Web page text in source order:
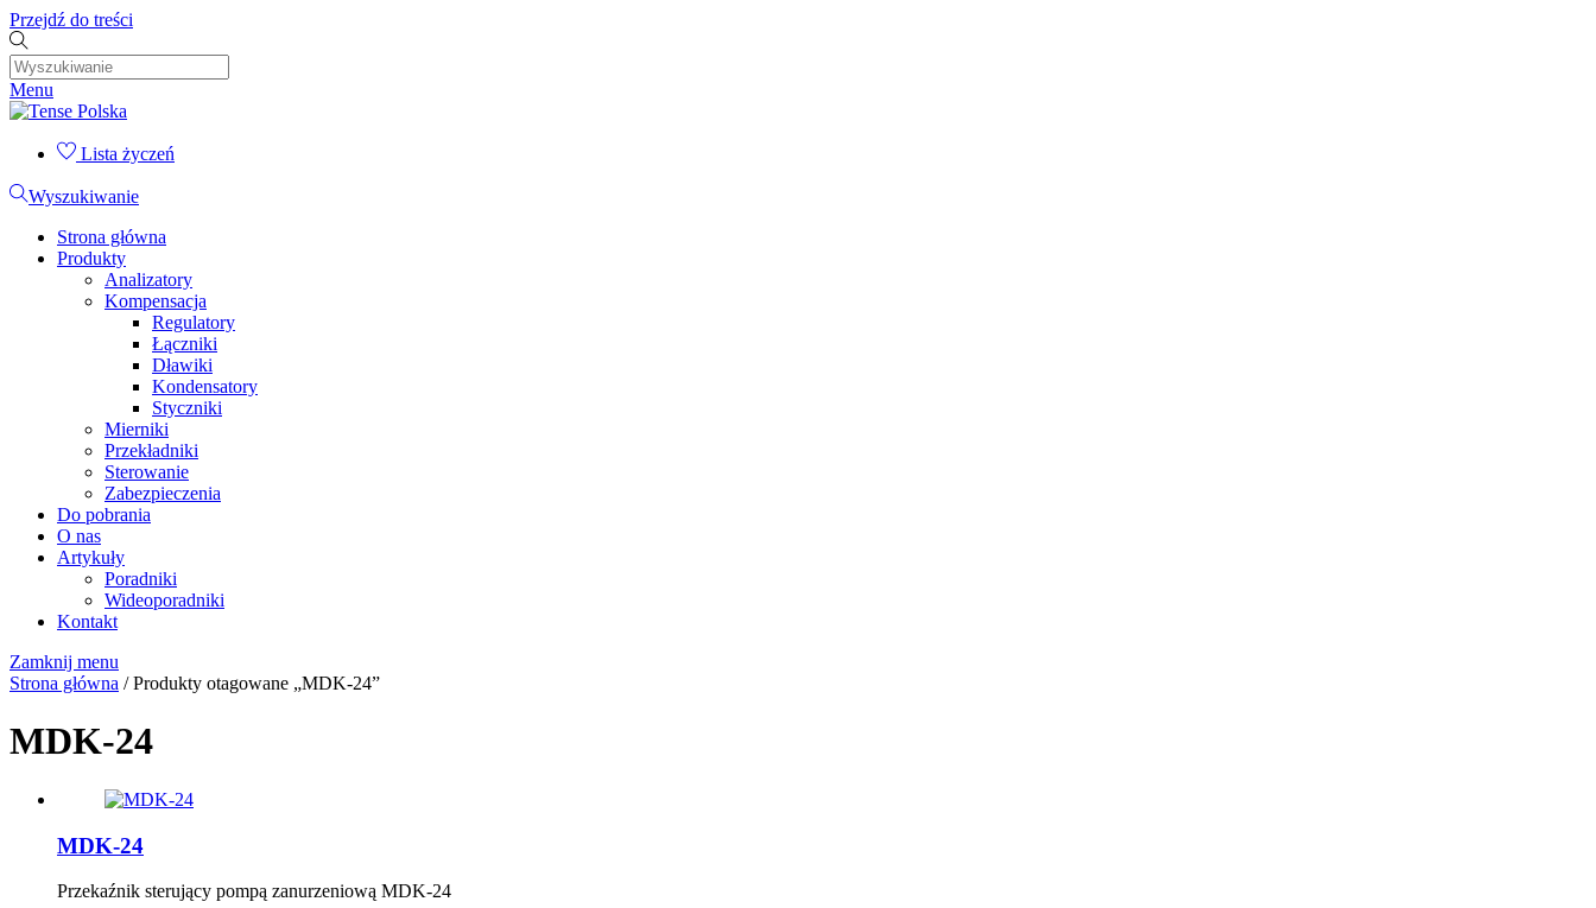
Przejdź do treści
Menu
Lista życzeń
Wyszukiwanie
Strona główna
Produkty
Analizatory
Kompensacja
Regulatory
Łączniki
Dławiki
Kondensatory
Styczniki
Mierniki
Przekładniki
Sterowanie
Zabezpieczenia
Do pobrania
O nas
Artykuły
Poradniki
Wideoporadniki
Kontakt
Zamknij menu
Strona główna / Produkty otagowane „MDK-24”
MDK-24
MDK-24
Przekaźnik sterujący pompą zanurzeniową MDK-24